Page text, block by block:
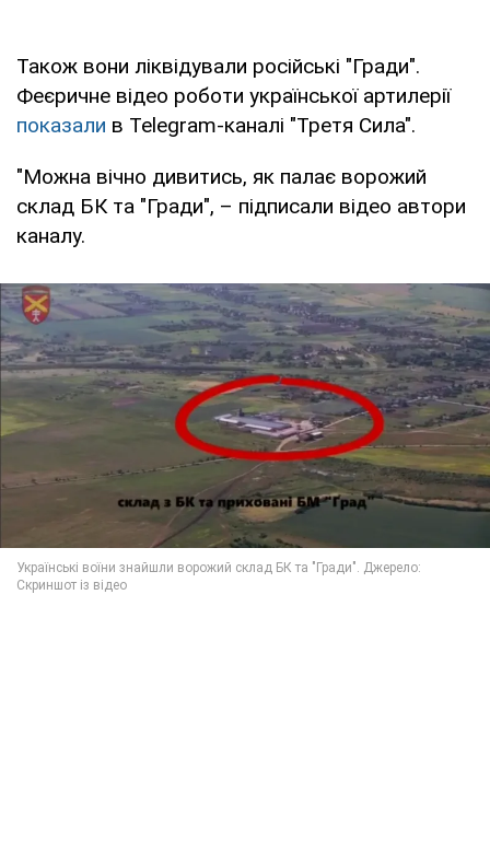
Також вони ліквідували російські "Гради".
Феєричне відео роботи української артилерії
показали в Telegram-каналі "Третя Сила".
"Можна вічно дивитись, як палає ворожий
склад БК та "Гради", – підписали відео автори
каналу.